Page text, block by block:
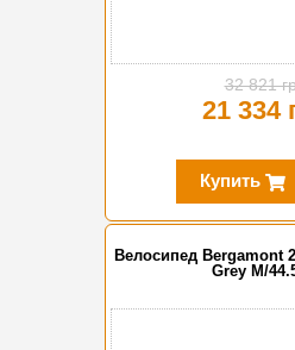
32 821
21 334
Купить
Велосипед Bergamont
Grey M/